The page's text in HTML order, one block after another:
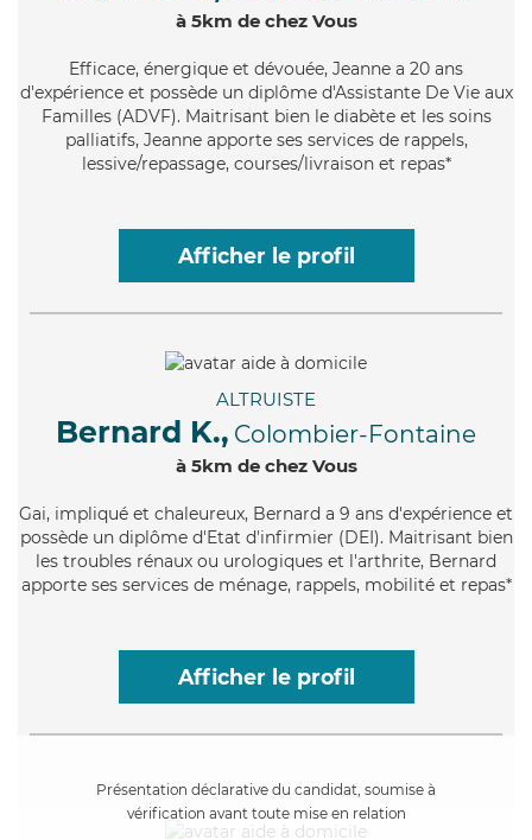
à 5km de chez Vous
Efficace, énergique et dévouée, Jeanne a 20 ans
d'expérience et possède un diplôme d'Assistante De Vie aux
Familles (ADVF). Maitrisant bien le diabète et les soins
palliatifs, Jeanne apporte ses services de rappels,
lessive/repassage, courses/livraison et repas*
Afficher le profil
ALTRUISTE
Bernard K., Colombier-Fontaine
à 5km de chez Vous
Gai, impliqué et chaleureux, Bernard a 9 ans d'expérience et
possède un diplôme d'Etat d'infirmier (DEI). Maitrisant bien
les troubles rénaux ou urologiques et l'arthrite, Bernard
apporte ses services de ménage, rappels, mobilité et repas*
Afficher le profil
Présentation déclarative du candidat, soumise à
vérification avant toute mise en relation